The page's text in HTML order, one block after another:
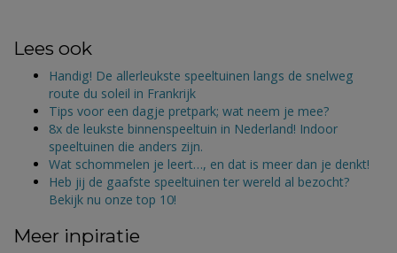
Lees ook
Handig! De allerleukste speeltuinen langs de snelweg
route du soleil in Frankrijk
Tips voor een dagje pretpark; wat neem je mee?
8x de leukste binnenspeeltuin in Nederland! Indoor
speeltuinen die anders zijn.
Wat schommelen je leert…, en dat is meer dan je denkt!
Heb jij de gaafste speeltuinen ter wereld al bezocht?
Bekijk nu onze top 10!
Meer inpiratie